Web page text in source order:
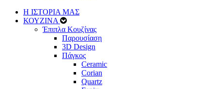
Η ΙΣΤΟΡΙΑ ΜΑΣ
ΚΟΥΖΙΝΑ
Έπιπλα Κουζίνας
Παρουσίαση
3D Design
Πάγκος
Ceramic
Corian
Quartz